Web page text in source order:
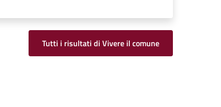
Tutti i risultati di Vivere il comune